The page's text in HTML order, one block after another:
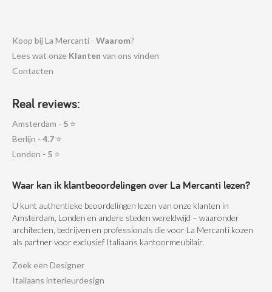
Koop bij La Mercanti - Waarom?
Lees wat onze Klanten van ons vinden
Contacten
Real reviews:
Amsterdam - 5 ⭐
Berlijn - 4.7 ⭐
Londen - 5 ⭐
Waar kan ik klantbeoordelingen over La Mercanti lezen?
U kunt authentieke beoordelingen lezen van onze klanten in
Amsterdam, Londen en andere steden wereldwijd – waaronder
architecten, bedrijven en professionals die voor La Mercanti kozen
als partner voor exclusief Italiaans kantoormeubilair.
Zoek een Designer
Italiaans interieurdesign